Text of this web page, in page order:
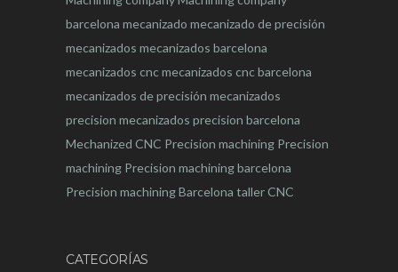
barcelona mecanizado mecanizado de precisión
mecanizados mecanizados barcelona
mecanizados cncmecanizados cnc barcelona
mecanizados de precisión mecanizados
precision mecanizados precision barcelona
Mechanized CNC Precision machining Precision
machining Precision machining barcelona
Precision machining Barcelona taller CNC
CATEGORÍAS